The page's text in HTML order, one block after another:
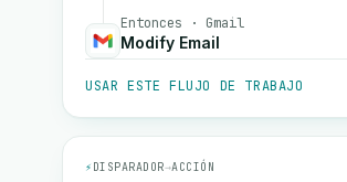
Entonces · Gmail
Modify Email
USAR ESTE FLUJO DE TRABAJO
⚡ DISPARADOR→ACCIÓN